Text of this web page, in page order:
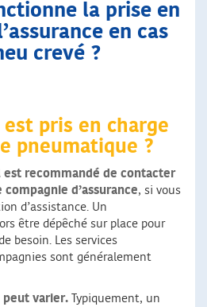
la prise en
en cas
crevé ?
est pris en charge
pneumatique ?
est recommandé de contacter
d’assurance, si vous
d’assistance. Un
être dépêché sur place pour
besoin. Les services
sont généralement
peut varier. Typiquement, un